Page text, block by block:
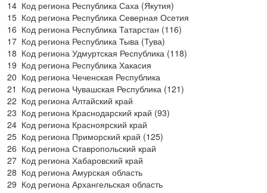
14 Код региона Республика Саха (Якутия)
15 Код региона Республика Северная Осетия
16 Код региона Республика Татарстан (116)
17 Код региона Республика Тыва (Тува)
18 Код региона Удмуртская Республика (118)
19 Код региона Республика Хакасия
20 Код региона Чеченская Республика
21 Код региона Чувашская Республика (121)
22 Код региона Алтайский край
23 Код региона Краснодарский край (93)
24 Код региона Красноярский край
25 Код региона Приморский край (125)
26 Код региона Ставропольский край
27 Код региона Хабаровский край
28 Код региона Амурская область
29 Код региона Архангельская область